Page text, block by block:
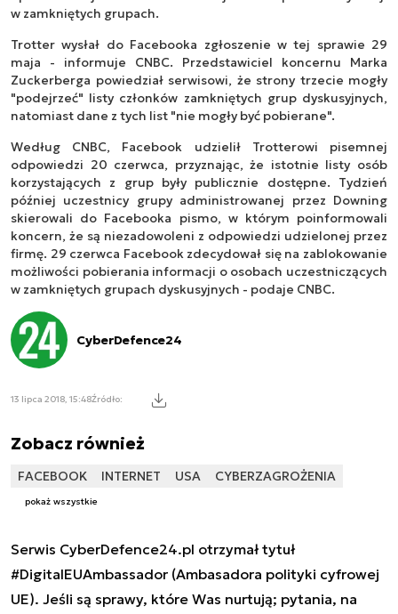
w zamkniętych grupach.
Trotter wysłał do Facebooka zgłoszenie w tej sprawie 29
maja - informuje CNBC. Przedstawiciel koncernu Marka
Zuckerberga powiedział serwisowi, że strony trzecie mogły
"podejrzeć" listy członków zamkniętych grup dyskusyjnych,
natomiast dane z tych list "nie mogły być pobierane".
Według CNBC, Facebook udzielił Trotterowi pisemnej
odpowiedzi 20 czerwca, przyznając, że istotnie listy osób
korzystających z grup były publicznie dostępne. Tydzień
później uczestnicy grupy administrowanej przez Downing
skierowali do Facebooka pismo, w którym poinformowali
koncern, że są niezadowoleni z odpowiedzi udzielonej przez
firmę. 29 czerwca Facebook zdecydował się na zablokowanie
możliwości pobierania informacji o osobach uczestniczących
w zamkniętych grupach dyskusyjnych - podaje CNBC.
CyberDefence24
13 lipca 2018, 15:48Źródło:
Zobacz również
FACEBOOK INTERNET USA CYBERZAGROŻENIA
pokaż wszystkie
Serwis CyberDefence24.pl otrzymał tytuł
#DigitalEUAmbassador (Ambasadora polityki cyfrowej
UE). Jeśli są sprawy, które Was nurtują; pytania, na